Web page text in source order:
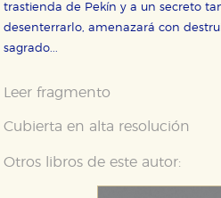
trastienda de Pekín y a un secreto
desenterrarlo, amenazará con
sagrado...
Leer fragmento
Cubierta en alta resolución
Otros libros de este autor: